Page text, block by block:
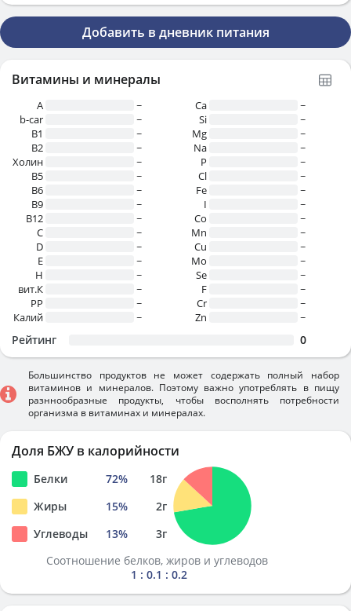
Добавить в дневник питания
Витамины и минералы
A
~
b-car
~
В1
~
B2
~
Холин
~
B5
~
B6
~
B9
~
B12
~
C
~
D
~
E
~
H
~
вит.К
~
PP
~
Калий
~
Ca
~
Si
~
Mg
~
Na
~
P
~
Cl
~
Fe
~
I
~
Co
~
Mn
~
Cu
~
Mo
~
Se
~
F
~
Cr
~
Zn
~
Рейтинг 0
Большинство продуктов не может содержать полный набор
витаминов и минералов. Поэтому важно употреблять в пищу
разннообразные продукты, чтобы восполнять потребности
организма в витаминах и минералах.
Доля БЖУ в калорийности
Белки 72% 18г
Жиры
15% 2г
Углеводы
13% 3г
Соотношение белков, жиров и углеводов
1 : 0.1 : 0.2